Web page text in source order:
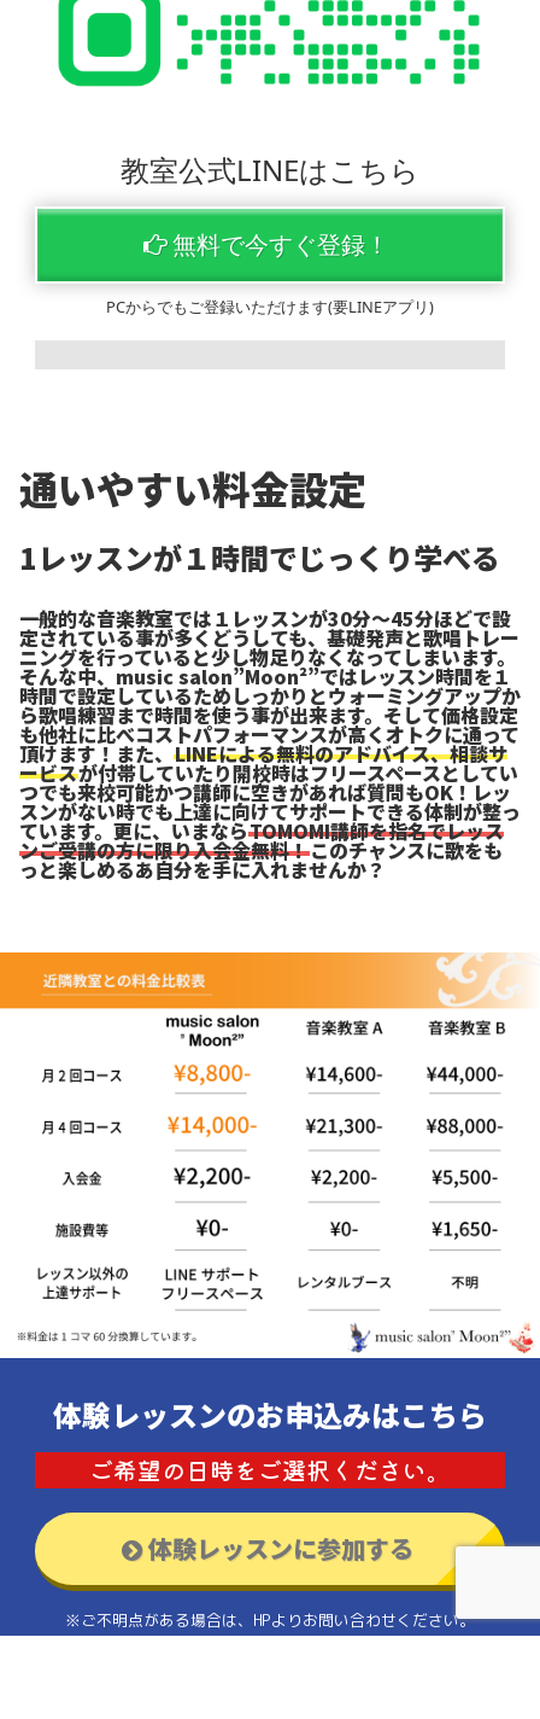
教室公式LINEはこちら
無料で今すぐ登録！
PCからでもご登録いただけます(要LINEアプリ)
通いやすい料金設定
1レッスンが１時間でじっくり学べる
一般的な音楽教室では１レッスンが30分〜45分ほどで設
定されている事が多く どうしても、基礎発声と歌唱トレー
ニングを行っていると少し物足りなくなってしまいます。
そんな中、music salon”Moon²”ではレッスン時間を１
時間で設定しているためしっかりとウォーミングアップか
ら歌唱練習まで時間を使う事が出来ます。 そして価格設定
も他社に比べコストパフォーマンスが高くオトクに通って
頂けます！また、LINEによる無料のアドバイス、相談サ
ービスが付帯していたり開校時はフリースペースとしてい
つでも来校可能かつ講師に空きがあれば質問もOK！レッ
スンがない時でも上達に向けてサポートできる体制が整っ
ています。 更に、いまならTOMOMI講師を指名でレッス
ンご受講の方に限り入会金無料！このチャンスに歌をも
っと楽しめるあ自分を手に入れませんか？
体験レッスンのお申込みはこちら
ご希望の日時をご選択ください。
体験レッスンに参加する
※ご不明点がある場合は、HPよりお問い合わせください。